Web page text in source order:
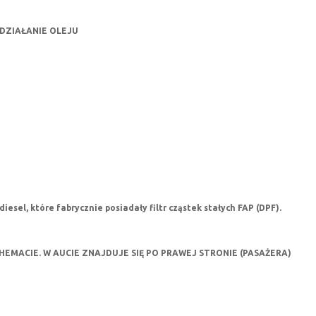
OLEJU
które fabrycznie posiadały filtr cząstek stałych FAP (DPF).
W AUCIE ZNAJDUJE SIĘ PO PRAWEJ STRONIE (PASAŻERA)